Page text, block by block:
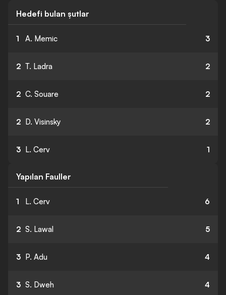
Hedefi bulan şutlar
1 A. Memic 3
2 T. Ladra 2
2 C. Souare 2
2 D. Visinsky 2
3 L. Cerv 1
Yapılan Fauller
1 L. Cerv 6
2 S. Lawal 5
3 P. Adu 4
3 S. Dweh 4